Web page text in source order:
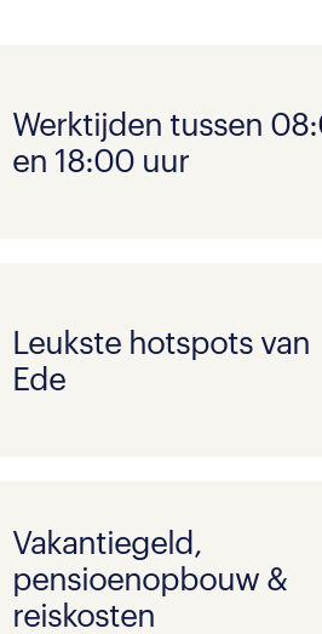
Werktijden tussen
en 18:00 uur
Leukste hotspots van
Ede
Vakantiegeld,
pensioenopbouw &
reiskosten